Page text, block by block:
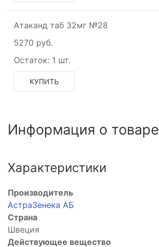
Атаканд таб 32мг №28
5270 руб.
Остаток: 1 шт.
КУПИТЬ
Информация о товаре
Характеристики
Производитель
АстраЗенека АБ
Страна
Швеция
Действующее вещество